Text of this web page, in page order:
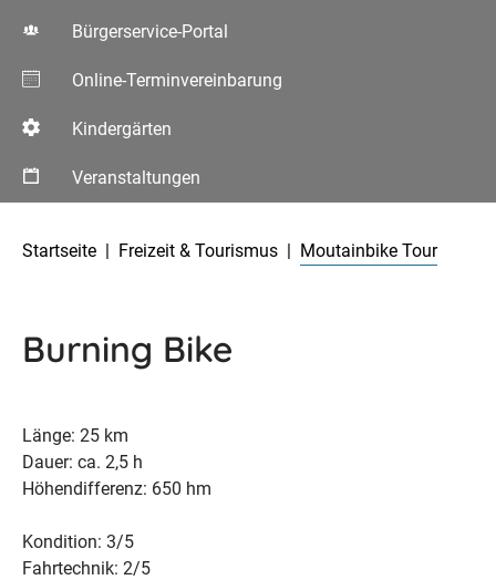
Bürgerservice-Portal
Online-Terminvereinbarung
Kindergärten
Veranstaltungen
Startseite
Freizeit & Tourismus Moutainbike Tour
Burning Bike
Länge: 25 km
Dauer: ca. 2,5 h
Höhendifferenz: 650 hm
Kondition: 3/5
Fahrtechnik: 2/5